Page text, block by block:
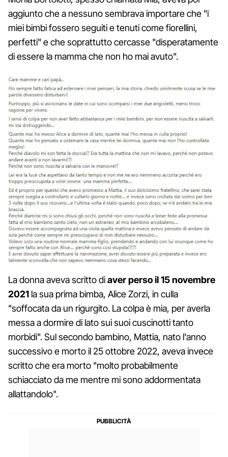
aggiunto che a nessuno sembrava importare che "i
miei bimbi fossero seguiti e tenuti come fiorellini,
perfetti" e che soprattutto cercasse "disperatamente
di essere la mamma che non ho mai avuto".
La donna aveva scritto diaver perso il 15 novembre
2021 la sua prima bimba, Alice Zorzi, in culla
"soffocata da un rigurgito. La colpa è mia, per averla
messa a dormire di lato sui suoi cuscinotti tanto
morbidi". Sul secondo bambino, Mattia, nato l'anno
successivo e morto il 25 ottobre 2022, aveva invece
scritto che era morto "molto probabilmente
schiacciato da me mentre mi sono addormentata
allattandolo".